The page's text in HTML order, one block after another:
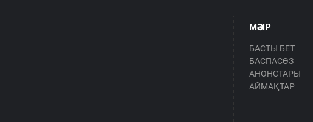
МӘЗІР
БАСТЫ БЕТ
БАСПАСӨЗ
АНОНСТАРЫ
АЙМАҚТАР